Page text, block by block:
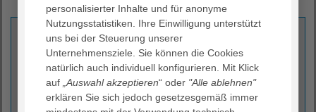
AGAPLESION MED. VERSORGUNGSZENTRUM BAD
PYRMONT
Praxis für Allgemeinchirurgie
personalisierter Inhalte und für anonyme
Nutzungsstatistiken. Ihre Einwilligung unterstützt
uns bei der Steuerung unserer
Unternehmensziele. Sie können die Cookies
natürlich auch individuell konfigurieren. Mit Klick
auf „Auswahl akzeptieren“ oder "Alle ablehnen"
erklären Sie sich jedoch gesetzesgemäß immer